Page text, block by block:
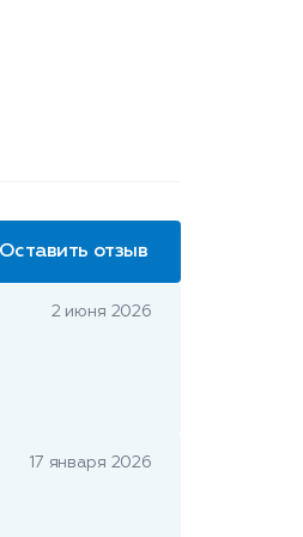
Оставить отзыв
2 июня 2026
17 января 2026